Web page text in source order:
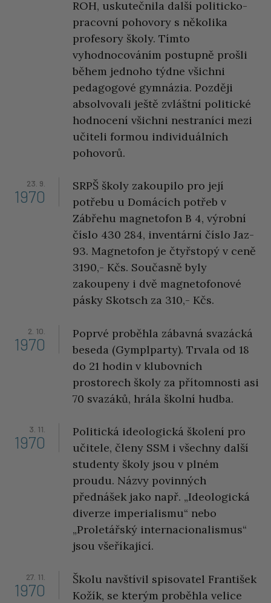
ROH, uskutečnila další politicko-
pracovní pohovory s několika
profesory školy. Tímto
vyhodnocováním postupně prošli
během jednoho týdne všichni
pedagogové gymnázia. Později
absolvovali ještě zvláštní politické
hodnocení všichni nestraníci mezi
učiteli formou individuálních
pohovorů.
23. 9.
1970
SRPŠ školy zakoupilo pro její
potřebu u Domácích potřeb v
Zábřehu magnetofon B 4, výrobní
číslo 430 284, inventární číslo Jaz-
93. Magnetofon je čtyřstopý v ceně
3190,- Kčs. Současně byly
zakoupeny i dvě magnetofonové
pásky Skotsch za 310,- Kčs.
2. 10.
1970
Poprvé proběhla zábavná svazácká
beseda (Gymplparty). Trvala od 18
do 21 hodin v klubovních
prostorech školy za přítomnosti asi
70 svazáků, hrála školní hudba.
3. 11.
1970
Politická ideologická školení pro
učitele, členy SSM i všechny další
studenty školy jsou v plném
proudu. Názvy povinných
přednášek jako např. „Ideologická
diverze imperialismu“ nebo
„Proletářský internacionalismus“
jsou všeříkající.
27. 11.
1970
Školu navštívil spisovatel František
Kožík, se kterým proběhla velice